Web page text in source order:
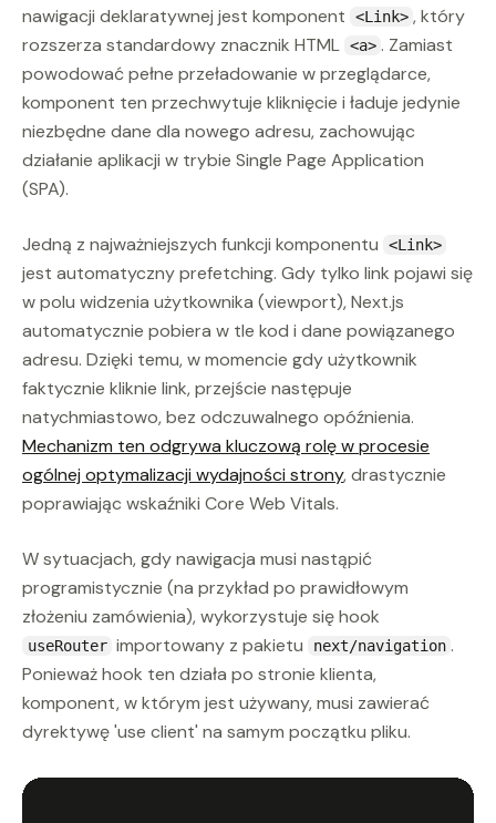
nawigacji deklaratywnej jest komponent
<Link> , który
rozszerza standardowy znacznik HTML <a> . Zamiast
powodować pełne przeładowanie w przeglądarce,
komponent ten przechwytuje kliknięcie i ładuje jedynie
niezbędne dane dla nowego adresu, zachowując
działanie aplikacji w trybie Single Page Application
(SPA).
Jedną z najważniejszych funkcji komponentu <Link>
jest automatyczny prefetching. Gdy tylko link pojawi się
w polu widzenia użytkownika (viewport), Next.js
automatycznie pobiera w tle kod i dane powiązanego
adresu. Dzięki temu, w momencie gdy użytkownik
faktycznie kliknie link, przejście następuje
natychmiastowo, bez odczuwalnego opóźnienia.
Mechanizm ten odgrywa kluczową rolę w procesie
ogólnej optymalizacji wydajności strony, drastycznie
poprawiając wskaźniki Core Web Vitals.
W sytuacjach, gdy nawigacja musi nastąpić
programistycznie (na przykład po prawidłowym
złożeniu zamówienia), wykorzystuje się hook
useRouter importowany z pakietu next/navigation .
Ponieważ hook ten działa po stronie klienta,
komponent, w którym jest używany, musi zawierać
dyrektywę 'use client' na samym początku pliku.